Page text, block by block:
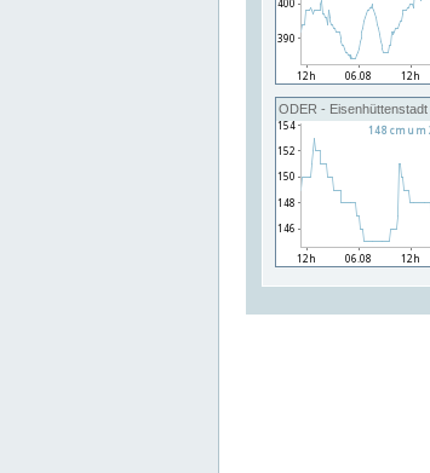
ODER - Eisenhüttenstadt